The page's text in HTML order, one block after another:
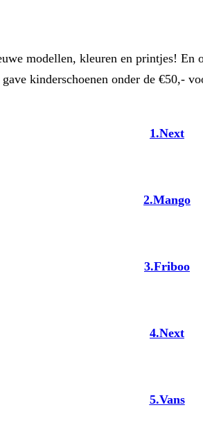
modellen, kleuren en printjes! En
kinderschoenen onder de €50,-
1.Next
2.Mango
3.Friboo
4.Next
5.Vans